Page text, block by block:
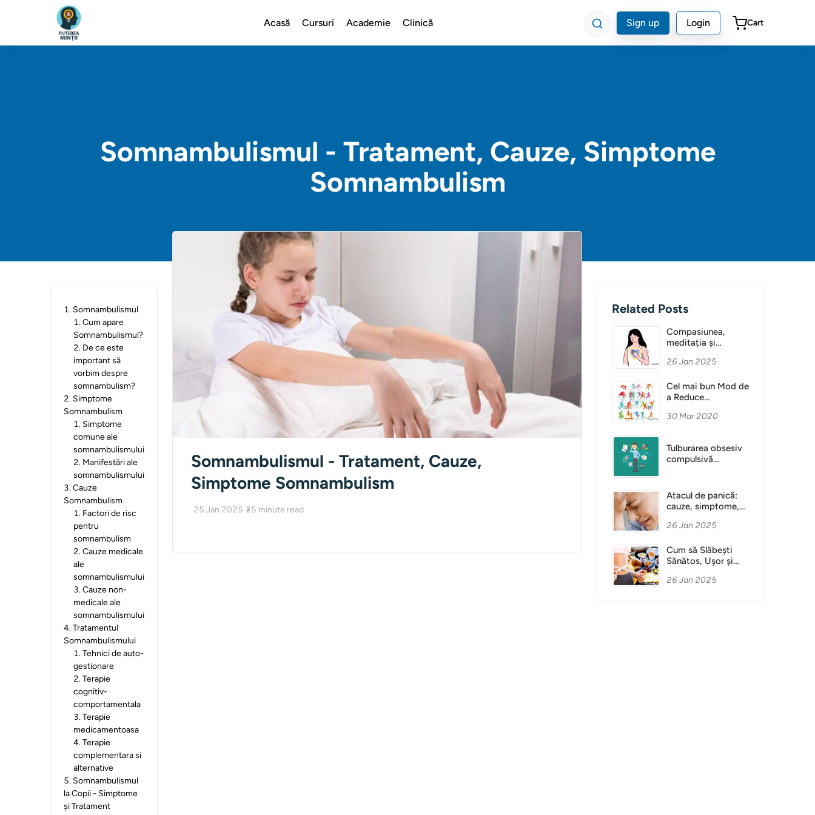
Acasă Cursuri Academie Clinică Sign up Login Cart
Somnambulismul - Tratament, Cauze, Simptome
Somnambulism
1. Somnambulismul
1.Cum apare
Somnambulismul?
2. De ce este
important să
vorbim despre
somnambulism?
2. Simptome
Somnambulism
1. Simptome
comune ale
somnambulismului
2. Manifestări ale
somnambulismului
3.Cauze
Somnambulism
1. Factori de risc
pentru
somnambulism
2.Cauze medicale
ale
somnambulismului
3.Cauze non-
medicale ale
somnambulismului
4.Tratamentul
Somnambulismului
1.Tehnici de auto-
gestionare
2.Terapie
cognitiv-
comportamentala
3.Terapie
medicamentoasa
4.Terapie
complementara si
alternative
5. Somnambulismul
la Copii - Simptome
și Tratament
Somnambulismul - Tratament, Cauze,
Simptome Somnambulism
25 Jan 2025 25 minute read
Related Posts
Compasiunea,
meditația și
26 Jan 2025
Cel mai bun Mod de
a Reduce
30 Mar 2020
Tulburarea obsesiv
compulsivă
Atacul de panică:
cauze, simptome,
26 Jan 2025
Cum să Slăbești
Sănătos, Ușor și
26 Jan 2025